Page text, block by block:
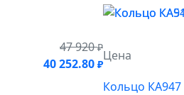
47 920₽
40 252.80 ₽
Цена
Кольцо КА947